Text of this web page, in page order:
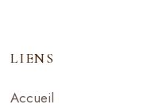
LIENS
Accueil